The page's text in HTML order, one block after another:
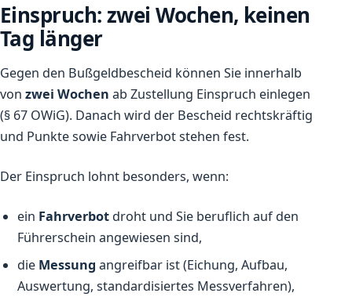
Einspruch: zwei Wochen, keinen
Tag länger
Gegen den Bußgeldbescheid können Sie innerhalb
von zwei Wochen ab Zustellung Einspruch einlegen
(§ 67 OWiG). Danach wird der Bescheid rechtskräftig
und Punkte sowie Fahrverbot stehen fest.
Der Einspruch lohnt besonders, wenn:
ein Fahrverbotdroht und Sie beruflich auf den
Führerschein angewiesen sind,
die Messung angreifbar ist (Eichung, Aufbau,
Auswertung, standardisiertes Messverfahren),